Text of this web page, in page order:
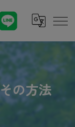
の方法